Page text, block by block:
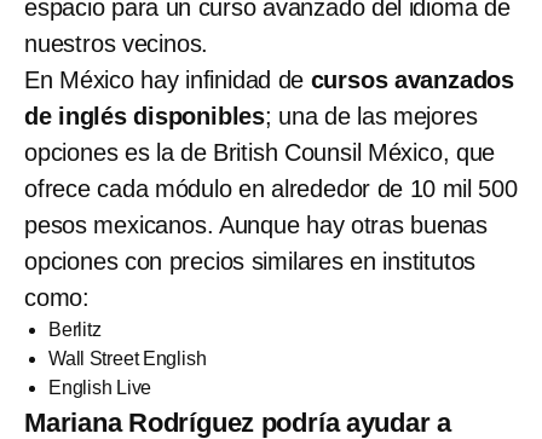
espacio para un curso avanzado del idioma de
nuestros vecinos.
En México hay infinidad de cursos avanzados
de inglés disponibles; una de las mejores
opciones es la de British Counsil México, que
ofrece cada módulo en alrededor de 10 mil 500
pesos mexicanos. Aunque hay otras buenas
opciones con precios similares en institutos
como:
Berlitz
Wall Street English
English Live
Mariana Rodríguez podría ayudar a